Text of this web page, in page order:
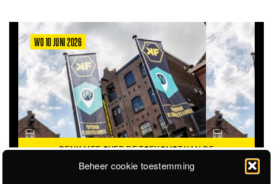
Beheer cookie toestemming
WO 10 JUNI 2026
DENK MEE OVER DE TOEKOMST VAN DE
KROEPOEKFABRIEK